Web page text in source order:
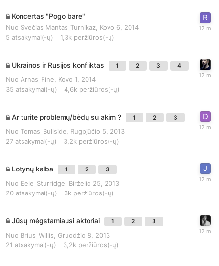
Koncertas "Pogo bare"
Nuo Svečias Mantas_Turnikaz
Kovo 6, 2014
5 atsakymai(-ų) 1,3k peržiūros(-ų)
Ukrainos ir Rusijos konfliktas 1 2 3 4
Nuo Arnas_Fine
Kovo 1, 2014
35 atsakymai(-ų) 4,6k peržiūros(-ų)
Ar turite problemų/bėdų su akim ? 1 2 3
Nuo Tomas_Bullside
Rugpjūčio 5, 2013
27 atsakymai(-ų) 3,2k peržiūros(-ų)
Lotynų kalba 1 2 3
Nuo Eele_Sturridge
Birželio 25, 2013
20 atsakymai(-ų) 3k peržiūros(-ų)
Jūsų mėgstamiausi aktoriai 1 2 3
Nuo Brius_Willis
Gruodžio 8, 2013
21 atsakymai(-ų) 3,2k peržiūros(-ų)